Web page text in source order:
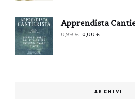
Apprendista
0,99€ 0,00€
ARCHIVI